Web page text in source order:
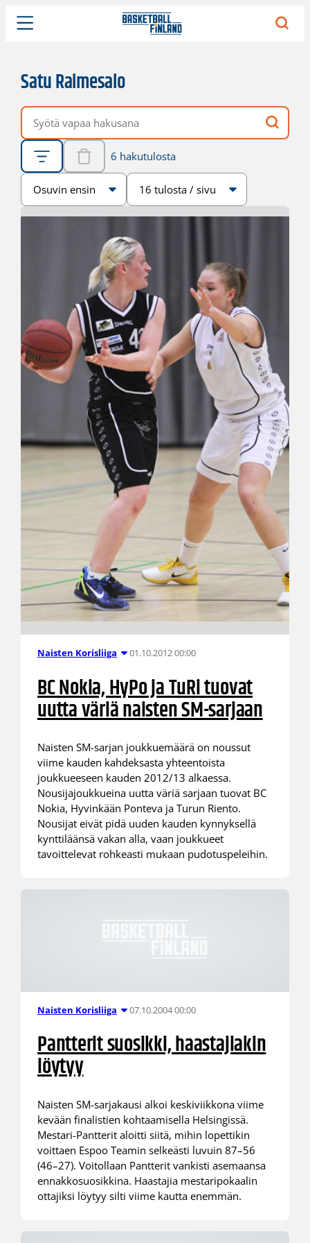
Satu Raimesalo
Vapaa hakusana
6 hakutulosta
Järjestys
Sivukoko
Naisten Korisliiga 01.10.2012 00:00
BC Nokia, HyPo ja TuRi tuovat
uutta väriä naisten SM-sarjaan
Naisten SM-sarjan joukkuemäärä on noussut
viime kauden kahdeksasta yhteentoista
joukkueeseen kauden 2012/13 alkaessa.
Nousijajoukkueina uutta väriä sarjaan tuovat BC
Nokia, Hyvinkään Ponteva ja Turun Riento.
Nousijat eivät pidä uuden kauden kynnyksellä
kynttiläänsä vakan alla, vaan joukkueet
tavoittelevat rohkeasti mukaan pudotuspeleihin.
Naisten Korisliiga 07.10.2004 00:00
Pantterit suosikki, haastajiakin
löytyy
Naisten SM-sarjakausi alkoi keskiviikkona viime
kevään finalistien kohtaamisella Helsingissä.
Mestari-Pantterit aloitti siitä, mihin lopettikin
voittaen Espoo Teamin selkeästi luvuin 87–56
(46–27). Voitollaan Pantterit vankisti asemaansa
ennakkosuosikkina. Haastajia mestaripokaalin
ottajiksi löytyy silti viime kautta enemmän.